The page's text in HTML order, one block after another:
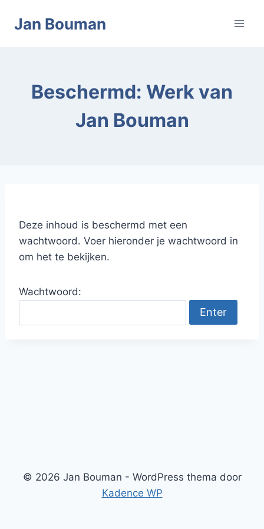
naarJan Bouman
Beschermd: Werk van
Jan Bouman
Deze inhoud is beschermd met een
wachtwoord. Voer hieronder je wachtwoord in
om het te bekijken.
Wachtwoord:
© 2026 Jan Bouman - WordPress thema door
Kadence WP